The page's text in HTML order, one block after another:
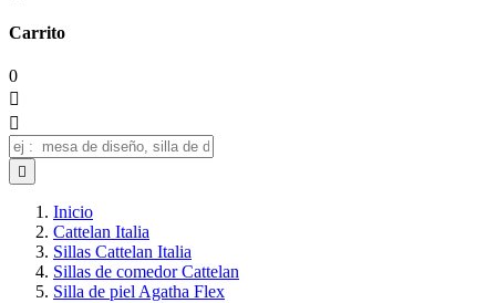
Carrito
0



Inicio
Cattelan Italia
Sillas Cattelan Italia
Sillas de comedor Cattelan
Silla de piel Agatha Flex